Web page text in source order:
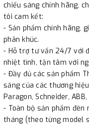
chiếu sáng chính hãng,
tôi cam kết:
- Sản phẩm chính hãng,
phân khúc.
- Hỗ trợ tư vấn 24/7 với
nhiệt tình, tận tâm với
- Đầy đủ các sản phẩm
sáng của các thương
Paragon, Schneider, ABB,
- Toàn bộ sản phẩm đèn
tháng (theo từng model